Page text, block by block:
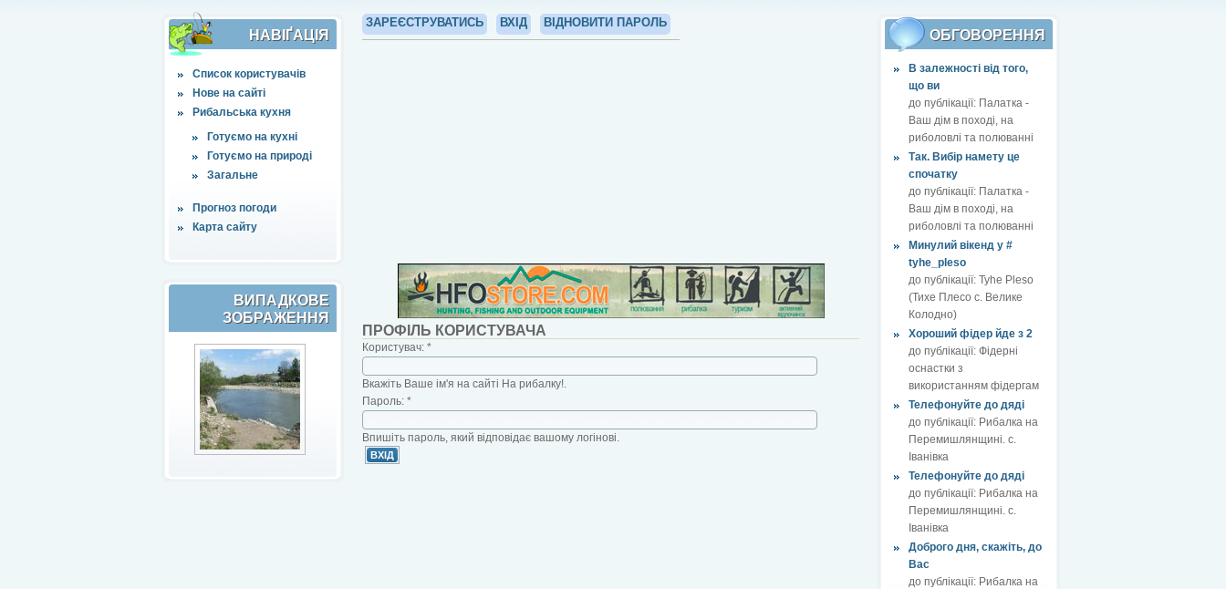
НАВІҐАЦІЯ
Список користувачів
Нове на сайті
Рибальська кухня
Готуємо на кухні
Готуємо на природі
Загальне
Прогноз погоди
Карта сайту
ВИПАДКОВЕ
ЗОБРАЖЕННЯ
ЗАРЕЄСТРУВАТИСЬ ВХІД ВІДНОВИТИ ПАРОЛЬ
ОБГОВОРЕННЯ
В залежності від того,
що ви
до публікації: Палатка -
Ваш дім в поході, на
риболовлі та полюванні
Так. Вибір намету це
спочатку
до публікації: Палатка -
Ваш дім в поході, на
риболовлі та полюванні
Минулий вікенд у #
tyhe_pleso
до публікації: Tyhe Pleso
(Тихе Плесо с. Велике
Колодно)
Хороший фідер йде з 2
до публікації: Фідерні
оснастки з
використанням фідергам
Телефонуйте до дяді
до публікації: Рибалка на
Перемишлянщині. с.
Іванівка
Телефонуйте до дяді
до публікації: Рибалка на
Перемишлянщині. с.
Іванівка
Доброго дня, скажіть, до
Вас
до публікації: Рибалка на
ПРОФІЛЬ КОРИСТУВАЧА
Користувач: *
Вкажіть Ваше ім'я на сайті На рибалку!.
Пароль: *
Впишіть пароль, який відповідає вашому логінові.